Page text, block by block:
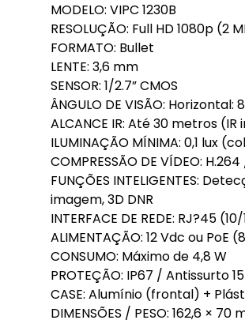
MODELO: VIPC 1230B
RESOLUÇÃO: Full HD 1080p (2
FORMATO: Bullet
LENTE: 3,6 mm
SENSOR: 1/2.7” CMOS
ÂNGULO DE VISÃO: Horizontal:
ALCANCE IR: Até 30 metros
ILUMINAÇÃO MÍNIMA: 0,1 lux
COMPRESSÃO DE VÍDEO:
FUNÇÕES INTELIGENTES:
imagem, 3D DNR
INTERFACE DE REDE: RJ?45
ALIMENTAÇÃO: 12 Vdc ou PoE
CONSUMO: Máximo de 4,8 W
PROTEÇÃO: IP67 / Antissurto
CASE: Alumínio (frontal) +
DIMENSÕES / PESO: 162,6 × 70